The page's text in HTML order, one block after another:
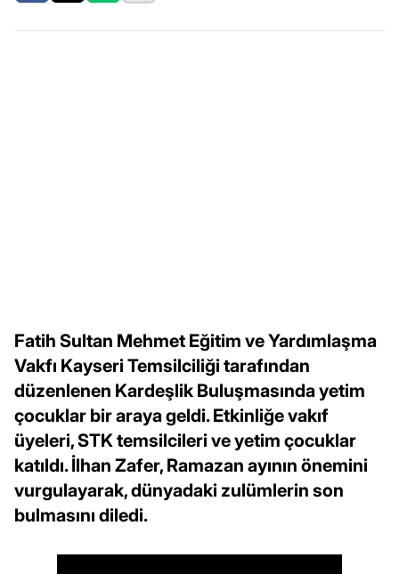
Fatih Sultan Mehmet Eğitim ve Yardımlaşma
Vakfı Kayseri Temsilciliği tarafından
düzenlenen Kardeşlik Buluşmasında yetim
çocuklar bir araya geldi. Etkinliğe vakıf
üyeleri, STK temsilcileri ve yetim çocuklar
katıldı. İlhan Zafer, Ramazan ayının önemini
vurgulayarak, dünyadaki zulümlerin son
bulmasını diledi.